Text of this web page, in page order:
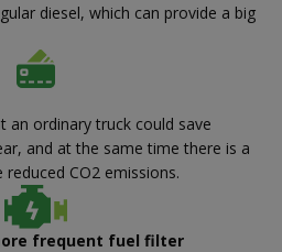
diesel, which can provide a big
an ordinary truck could save
and at the same time there is a
CO2 emissions.
frequent fuel filter